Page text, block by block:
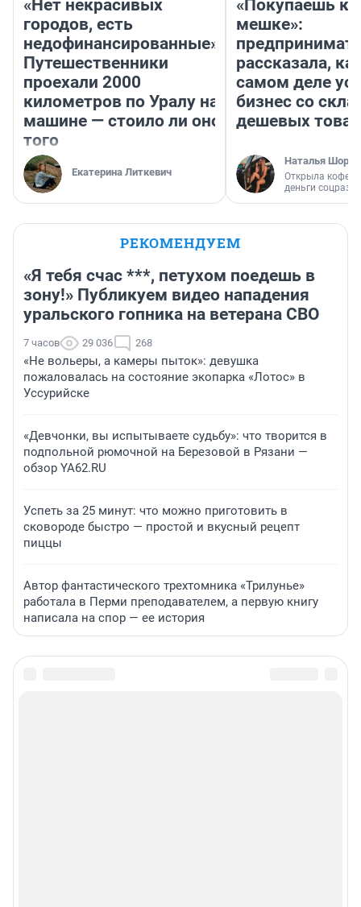
«Нет некрасивых
городов, есть
недофинансированные».
Путешественники
проехали 2000
километров по Уралу на
машине — стоило ли оно
того
Екатерина Литкевич
«Покупаешь
мешке»:
рассказала,
самом деле
бизнес со
дешевых
Наталья
Открыла
деньги
РЕКОМЕНДУЕМ
«Я тебя счас ***, петухом поедешь в
зону!» Публикуем видео нападения
уральского гопника на ветерана СВО
7 часов 29 036 268
«Не вольеры, а камеры пыток»: девушка
пожаловалась на состояние экопарка «Лотос» в
Уссурийске
«Девчонки, вы испытываете судьбу»: что творится в
подпольной рюмочной на Березовой в Рязани —
обзор YA62.RU
Успеть за 25 минут: что можно приготовить в
сковороде быстро — простой и вкусный рецепт
пиццы
Автор фантастического трехтомника «Трилунье»
работала в Перми преподавателем, а первую книгу
написала на спор — ее история